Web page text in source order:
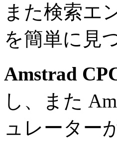
また検索エ
を簡単に見
Amstrad
し、また
ュレーター